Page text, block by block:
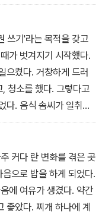
않았다는 걸 알게 된다.
할 것이다. 이런 관점에
고 놀지 정하는 것이다.
인생 뭐 하고 놀지를 고
쓰기'라는 목적을 갖고
가 벗겨지기 시작했다.
으켰다. 거창하게 드러
청소를 했다. 그렇다고
다. 음식 솜씨가 일취월
만큼 불어난 것도 아니
코아가 전부였고 아이
이 출근할 땐 잠자리에
의 귀가 시각 역시 한결
커다 란 변화를 겪은 곳
으로 밥을 하게 되었다.
에 여유가 생겼다. 약간
좋았다. 찌개 하나에 계